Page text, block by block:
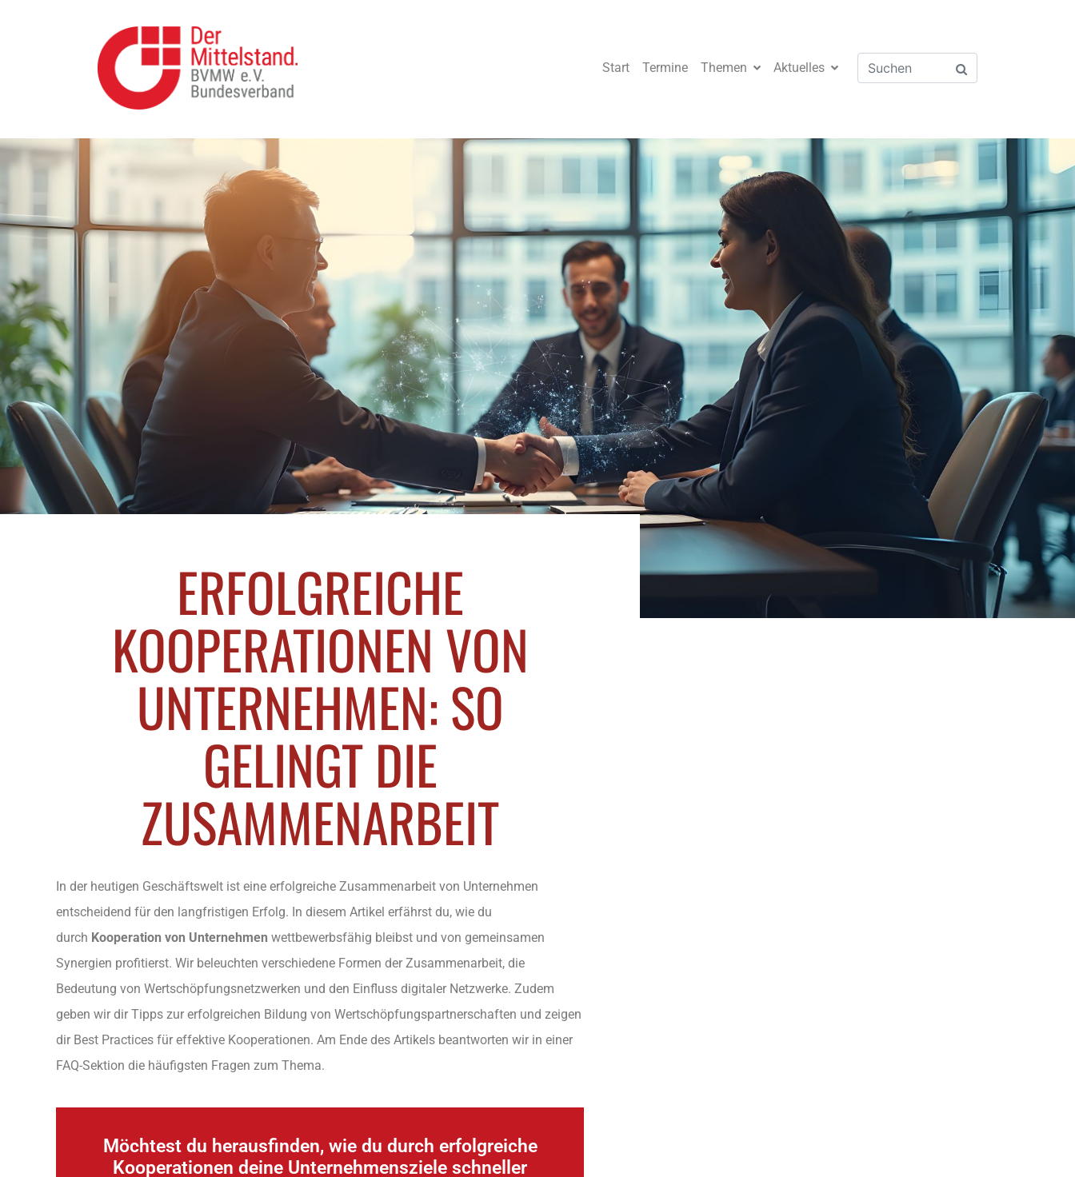
Start Termine Themen Aktuelles
ERFOLGREICHE
KOOPERATIONEN VON
UNTERNEHMEN: SO
GELINGT DIE
ZUSAMMENARBEIT
In der heutigen Geschäftswelt ist eine erfolgreiche Zusammenarbeit von Unternehmen
entscheidend für den langfristigen Erfolg. In diesem Artikel erfährst du, wie du
durch Kooperation von Unternehmen wettbewerbsfähig bleibst und von gemeinsamen
Synergien profitierst. Wir beleuchten verschiedene Formen der Zusammenarbeit, die
Bedeutung von Wertschöpfungsnetzwerken und den Einfluss digitaler Netzwerke. Zudem
geben wir dir Tipps zur erfolgreichen Bildung von Wertschöpfungspartnerschaften und zeigen
dir Best Practices für effektive Kooperationen. Am Ende des Artikels beantworten wir in einer
FAQ-Sektion die häufigsten Fragen zum Thema.
Möchtest du herausfinden, wie du durch erfolgreiche
Kooperationen deine Unternehmensziele schneller